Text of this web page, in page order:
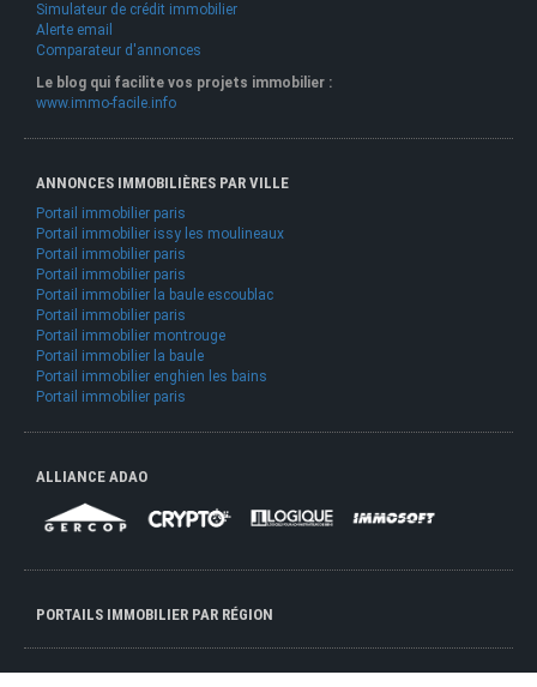
Simulateur de crédit immobilier
Alerte email
Comparateur d'annonces
Le blog qui facilite vos projets immobilier :
www.immo-facile.info
ANNONCES IMMOBILIÈRES PAR VILLE
Portail immobilier paris
Portail immobilier issy les moulineaux
Portail immobilier paris
Portail immobilier paris
Portail immobilier la baule escoublac
Portail immobilier paris
Portail immobilier montrouge
Portail immobilier la baule
Portail immobilier enghien les bains
Portail immobilier paris
ALLIANCE ADAO
PORTAILS IMMOBILIER PAR RÉGION